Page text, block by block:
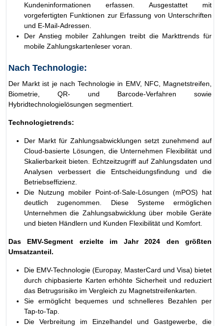
Kundeninformationen erfassen. Ausgestattet mit
vorgefertigten Funktionen zur Erfassung von Unterschriften
und E-Mail-Adressen.
Der Anstieg mobiler Zahlungen treibt die Markttrends für
mobile Zahlungskartenleser voran.
Nach Technologie:
Der Markt ist je nach Technologie in EMV, NFC, Magnetstreifen,
Biometrie, QR- und Barcode-Verfahren sowie
Hybridtechnologielösungen segmentiert.
Technologietrends:
Der Markt für Zahlungsabwicklungen setzt zunehmend auf
Cloud-basierte Lösungen, die Unternehmen Flexibilität und
Skalierbarkeit bieten. Echtzeitzugriff auf Zahlungsdaten und
Analysen verbessert die Entscheidungsfindung und die
Betriebseffizienz.
Die Nutzung mobiler Point-of-Sale-Lösungen (mPOS) hat
deutlich zugenommen. Diese Systeme ermöglichen
Unternehmen die Zahlungsabwicklung über mobile Geräte
und bieten Händlern und Kunden Flexibilität und Komfort.
Das EMV-Segment erzielte im Jahr 2024 den größten
Umsatzanteil.
Die EMV-Technologie (Europay, MasterCard und Visa) bietet
durch chipbasierte Karten erhöhte Sicherheit und reduziert
das Betrugsrisiko im Vergleich zu Magnetstreifenkarten.
Sie ermöglicht bequemes und schnelleres Bezahlen per
Tap-to-Tap.
Die Verbreitung im Einzelhandel und Gastgewerbe, die